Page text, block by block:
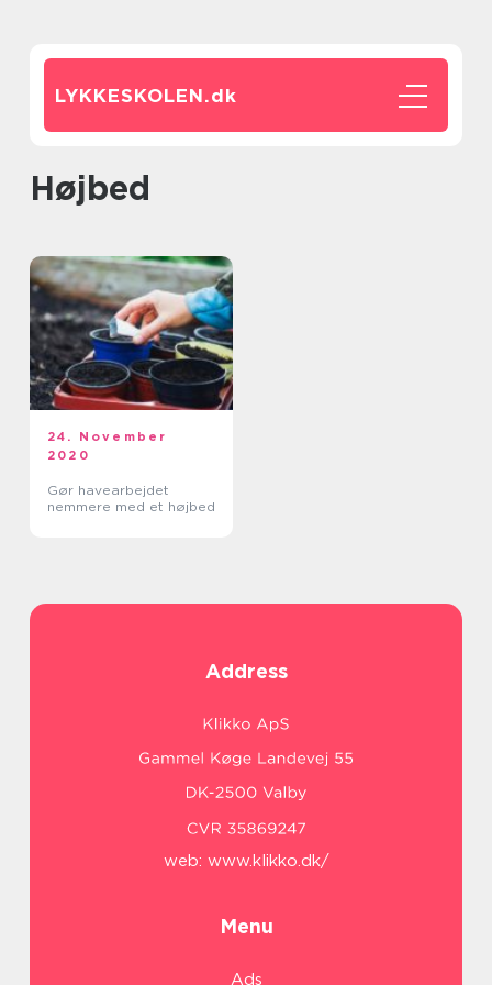
LYKKESKOLEN.dk
højbed
24. November
2020
Gør havearbejdet
nemmere med et højbed
Address
web: www.klikko.dk/
Menu
Ads